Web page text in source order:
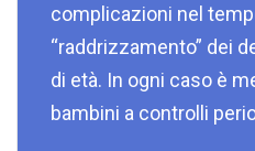
complicazioni nel
“raddrizzamento” dei
di età. In ogni caso è
bambini a controlli